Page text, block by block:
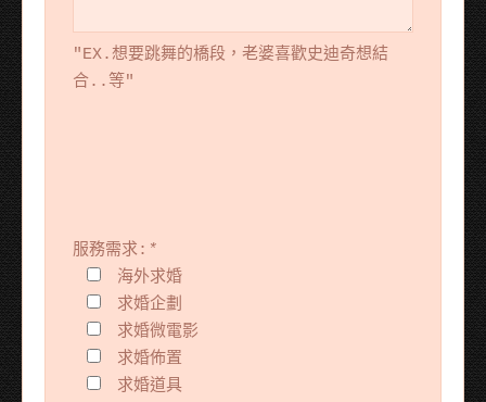
"EX.想要跳舞的橋段，老婆喜歡史迪奇想結
合..等"
服務需求: *
海外求婚
求婚企劃
求婚微電影
求婚佈置
求婚道具